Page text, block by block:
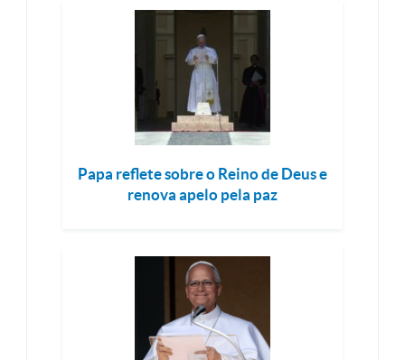
Papa reflete sobre o Reino de Deus e
renova apelo pela paz